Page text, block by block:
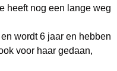
heeft nog een lange weg
wordt 6 jaar en hebben
voor haar gedaan,